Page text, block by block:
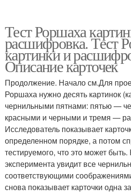
Тест Роршаха
расшифровка. Тест
картинки и
Описание карточек
Продолжение. Начало см.Для
Роршаха нужно десять картинок
чернильными пятнами: пятью —
красными и черными и тремя —
Исследователь показывает
определенном порядке, а потом
тестируемого, что это может быть.
эксперимента увидит все
соответствующими
снова показывает карточки одна